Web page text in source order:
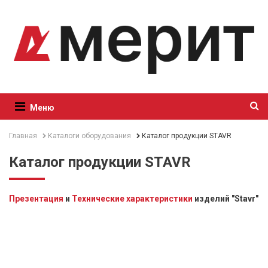
Меню
Главная Каталоги оборудования Каталог продукции STAVR
Каталог продукции STAVR
Презентация и Технические характеристики изделий "Stavr"